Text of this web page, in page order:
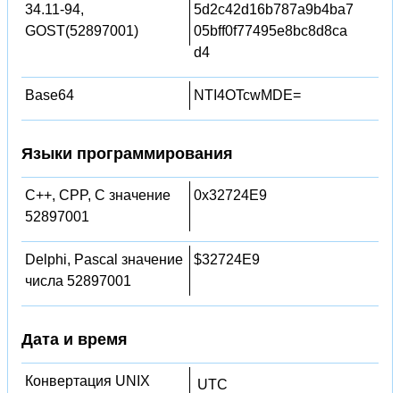
34.11-94,
GOST(52897001)
5d2c42d16b787a9b4ba7
05bff0f77495e8bc8d8ca
d4
Base64 NTI4OTcwMDE=
Языки программирования
C++, CPP, C значение
52897001
0x32724E9
Delphi, Pascal значение
числа 52897001
$32724E9
Дата и время
Конвертация UNIX
UTC